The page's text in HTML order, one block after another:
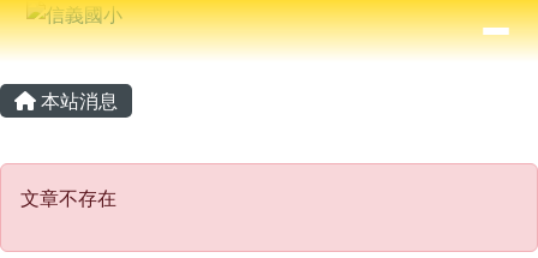
跳至主內容區
信義國小
⏸
導覽列
主內容區域
本站消息
文章不存在
文章不存在
頁尾區域